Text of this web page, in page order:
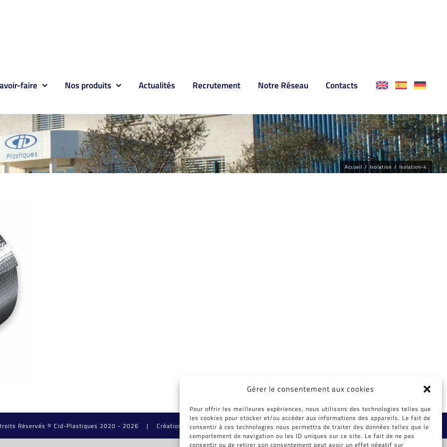
Gérer le consentement aux cookies
Pour offrir les meilleures expériences, nous utilisons des technologies telles que
les cookies pour stocker et/ou accéder aux informations des appareils. Le fait de
consentir à ces technologies nous permettra de traiter des données telles que le
comportement de navigation ou les ID uniques sur ce site. Le fait de ne pas
consentir ou de retirer son consentement peut avoir un effet négatif sur
faire Nos produits Actualités Recrutement Notre Réseau Contacts
Accueil / Isolation / Isolation-4
Réservés © Cid-Plastiques 2020 - 2026 | Création de site : Grafibox.fr